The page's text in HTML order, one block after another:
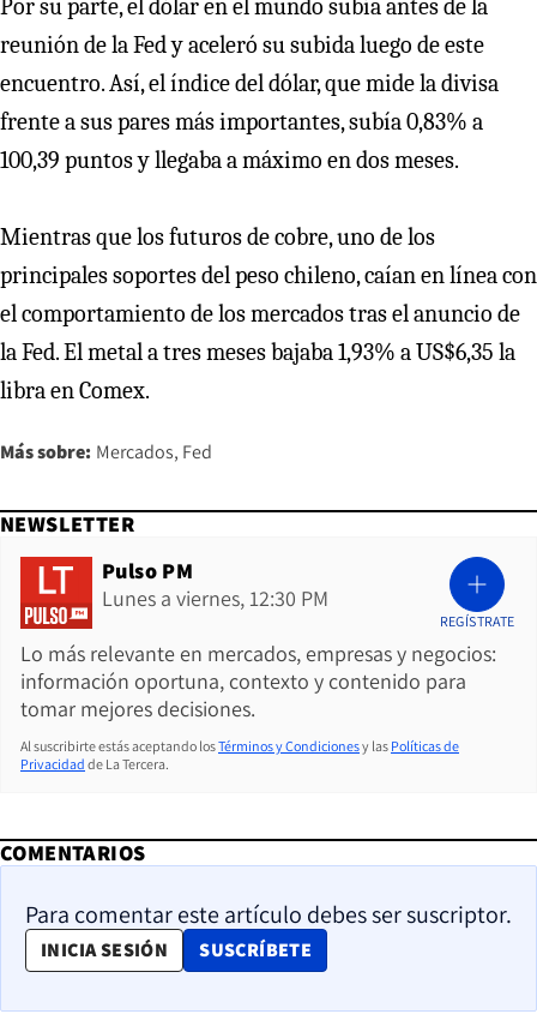
Por su parte, el dólar en el mundo subía antes de la
reunión de la Fed y aceleró su subida luego de este
encuentro. Así, el índice del dólar, que mide la divisa
frente a sus pares más importantes, subía 0,83% a
100,39 puntos y llegaba a máximo en dos meses.
Mientras que los futuros de cobre, uno de los
principales soportes del peso chileno, caían en línea con
el comportamiento de los mercados tras el anuncio de
la Fed. El metal a tres meses bajaba 1,93% a US$6,35 la
libra en Comex.
Más sobre: Mercados Fed
NEWSLETTER
Pulso PM
Lunes a viernes, 12:30 PM
Lo más relevante en mercados, empresas y negocios:
información oportuna, contexto y contenido para
tomar mejores decisiones.
REGÍSTRATE
Al suscribirte estás aceptando losTérminos y Condicionesy las Políticas de
Privacidad de La Tercera.
COMENTARIOS
Para comentar este artículo debes ser suscriptor.
INICIA SESIÓN SUSCRÍBETE
OPENS IN NEW WINDOW